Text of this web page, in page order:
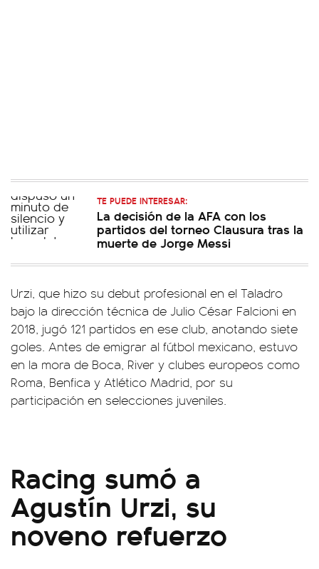
TE PUEDE INTERESAR:
La decisión de la AFA con los
partidos del torneo Clausura tras la
muerte de Jorge Messi
Urzi, que hizo su debut profesional en el Taladro
bajo la dirección técnica de Julio César Falcioni en
2018, jugó 121 partidos en ese club, anotando siete
goles. Antes de emigrar al fútbol mexicano, estuvo
en la mora de Boca, River y clubes europeos como
Roma, Benfica y Atlético Madrid, por su
participación en selecciones juveniles.
Racing sumó a
Agustín Urzi, su
noveno refuerzo